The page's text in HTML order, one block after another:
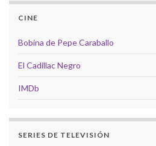
CINE
Bobina de Pepe Caraballo
El Cadillac Negro
IMDb
SERIES DE TELEVISIÓN